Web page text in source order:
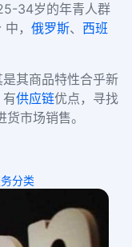
34岁的年青人群
， 俄罗斯、 西班
其商品特性合乎新
供应链优点，寻找
货市场销售。
分类